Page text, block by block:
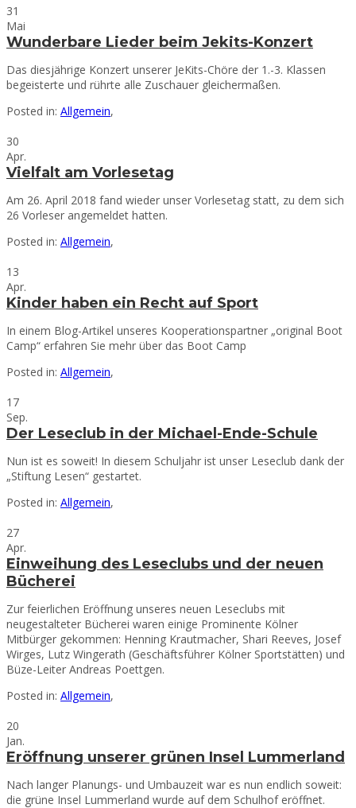
31
Mai
Wunderbare Lieder beim Jekits-Konzert
Das diesjährige Konzert unserer JeKits-Chöre der 1.-3. Klassen
begeisterte und rührte alle Zuschauer gleichermaßen.
Posted in: Allgemein,
30
Apr.
Vielfalt am Vorlesetag
Am 26. April 2018 fand wieder unser Vorlesetag statt, zu dem sich
26 Vorleser angemeldet hatten.
Posted in: Allgemein,
13
Apr.
Kinder haben ein Recht auf Sport
In einem Blog-Artikel unseres Kooperationspartner „original Boot
Camp“ erfahren Sie mehr über das Boot Camp
Posted in: Allgemein,
17
Sep.
Der Leseclub in der Michael-Ende-Schule
Nun ist es soweit! In diesem Schuljahr ist unser Leseclub dank der
„Stiftung Lesen“ gestartet.
Posted in: Allgemein,
27
Apr.
Einweihung des Leseclubs und der neuen
Bücherei
Zur feierlichen Eröffnung unseres neuen Leseclubs mit
neugestalteter Bücherei waren einige Prominente Kölner
Mitbürger gekommen: Henning Krautmacher, Shari Reeves, Josef
Wirges, Lutz Wingerath (Geschäftsführer Kölner Sportstätten) und
Büze-Leiter Andreas Poettgen.
Posted in: Allgemein,
20
Jan.
Eröffnung unserer grünen Insel Lummerland
Nach langer Planungs- und Umbauzeit war es nun endlich soweit:
die grüne Insel Lummerland wurde auf dem Schulhof eröffnet.